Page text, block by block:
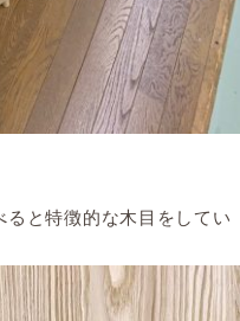
と特徴的な木目をしてい